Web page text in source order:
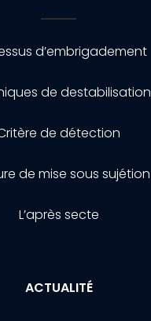
d’embrigadement
de destabilisation
de détection
de mise sous sujétion
L’après secte
ACTUALITÉ